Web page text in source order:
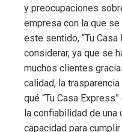
y preocupaciones
empresa con la que
este sentido, “Tu
considerar, ya que se
muchos clientes
calidad, la
qué “Tu Casa
la confiabilidad de
capacidad para